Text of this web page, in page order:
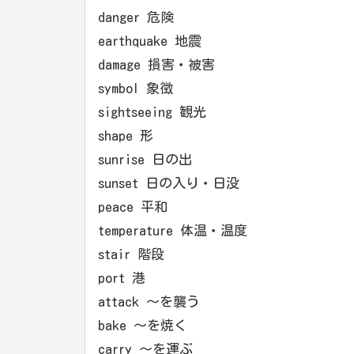
danger 危険
earthquake 地震
damage 損害・被害
symbol 象徴
sightseeing 観光
shape 形
sunrise 日の出
sunset 日の入り・日没
peace 平和
temperature 体温・温度
stair 階段
port 港
attack ～を襲う
bake ～を焼く
carry ～を運ぶ